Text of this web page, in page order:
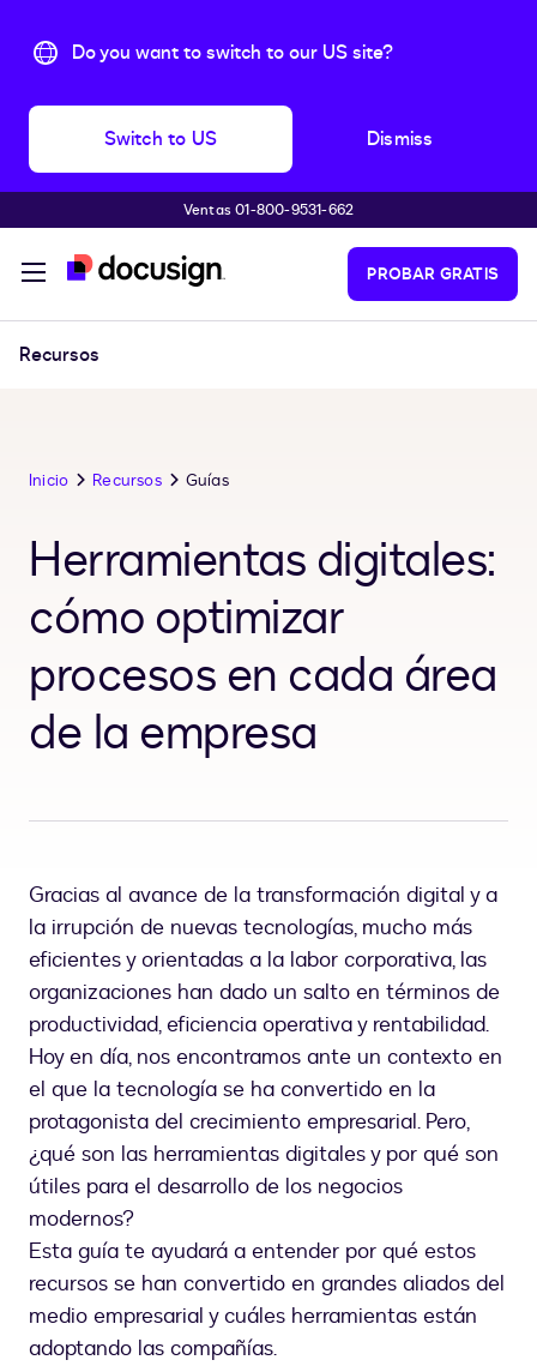
Do you want to switch to our US site?
Switch to US Dismiss
Accede al contenido principalVentas 01-800-9531-662
PROBAR GRATIS
Recursos
Inicio Recursos Guías
Herramientas digitales:
cómo optimizar
procesos en cada área
de la empresa
Gracias al avance de la transformación digital y a
la irrupción de nuevas tecnologías, mucho más
eficientes y orientadas a la labor corporativa, las
organizaciones han dado un salto en términos de
productividad, eficiencia operativa y rentabilidad.
Hoy en día, nos encontramos ante un contexto en
el que la tecnología se ha convertido en la
protagonista del crecimiento empresarial. Pero,
¿qué son las herramientas digitales y por qué son
útiles para el desarrollo de los negocios
modernos?
Esta guía te ayudará a entender por qué estos
recursos se han convertido en grandes aliados del
medio empresarial y cuáles herramientas están
adoptando las compañías.